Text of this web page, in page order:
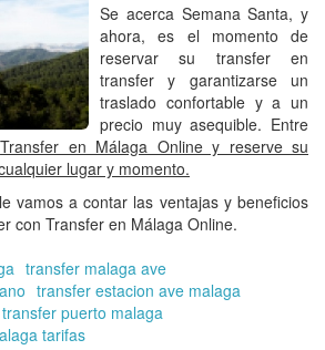
en
Se acerca Semana Santa, y
ahora, es el momento de
reservar su transfer en
transfer y garantizarse un
traslado confortable y a un
precio muy asequible. Entre
Transfer en Málaga Online y reserve su
lugar y momento.
vamos a contar las ventajas y beneficios
con Transfer en Málaga Online.
transfer malaga ave
transfer estacion ave malaga
transfer puerto malaga
tarifas